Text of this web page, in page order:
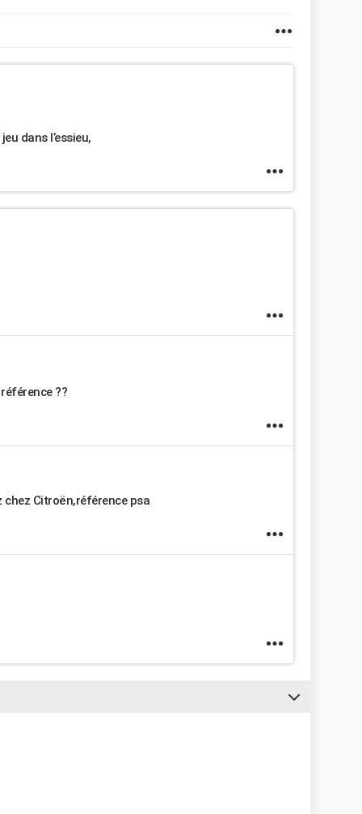
dans l’essieu,
??
chez Citroën,référence psa